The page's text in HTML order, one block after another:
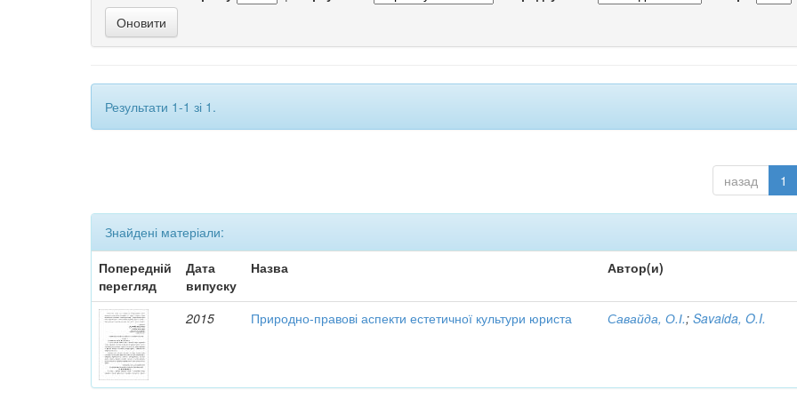
Результати 1-1 зі 1.
назад 1
Знайдені матеріали:
Попередній
перегляд
Дата
випуску
Назва Автор(и)
2015 Природно-правові аспекти естетичної культури юриста Савайда, О.І.;Savaida, O.I.